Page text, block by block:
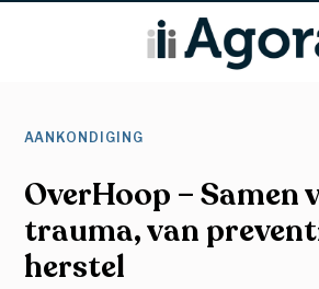
AANKONDIGING
OverHoop – Samen
trauma, van
herstel